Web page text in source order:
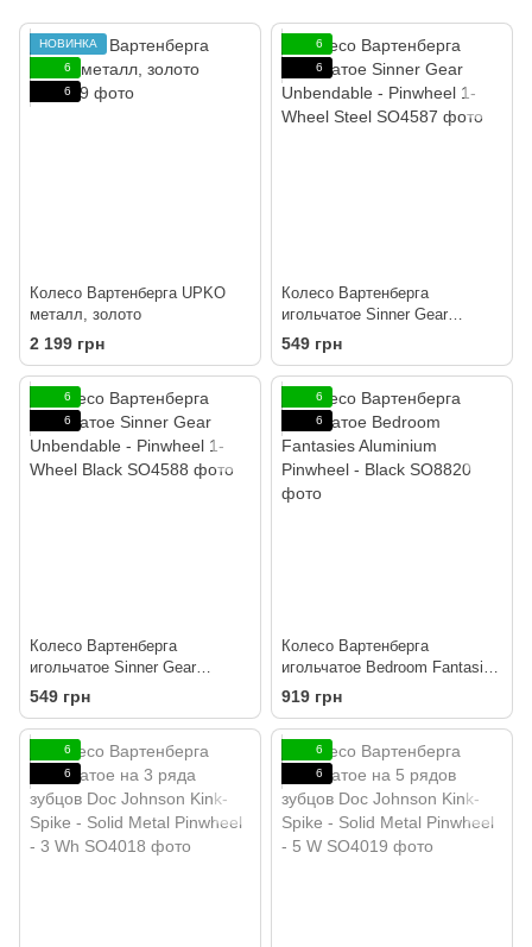
НОВИНКА
6
6
Колесо Вартенберга UPKO
металл, золото
2 199 грн
6
6
Колесо Вартенберга
игольчатое Sinner Gear
Unbendable - Pinwheel 1-Wheel
549 грн
6
6
Колесо Вартенберга
игольчатое Sinner Gear
Unbendable - Pinwheel 1-Wheel
549 грн
6
6
Колесо Вартенберга
игольчатое Bedroom Fantasies
Aluminium Pinwheel - Black
919 грн
6
6
6
6